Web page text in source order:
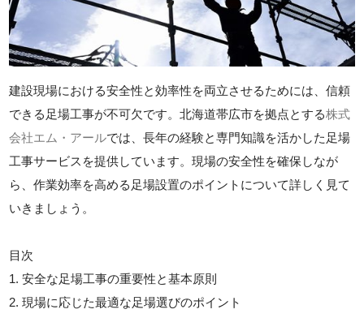
建設現場における安全性と効率性を両立させるためには、信頼
できる足場工事が不可欠です。北海道帯広市を拠点とする株式
会社エム・アールでは、長年の経験と専門知識を活かした足場
工事サービスを提供しています。現場の安全性を確保しなが
ら、作業効率を高める足場設置のポイントについて詳しく見て
いきましょう。
目次
1. 安全な足場工事の重要性と基本原則
2. 現場に応じた最適な足場選びのポイント